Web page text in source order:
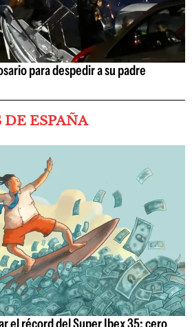
para despedir a su padre
ESPAÑA